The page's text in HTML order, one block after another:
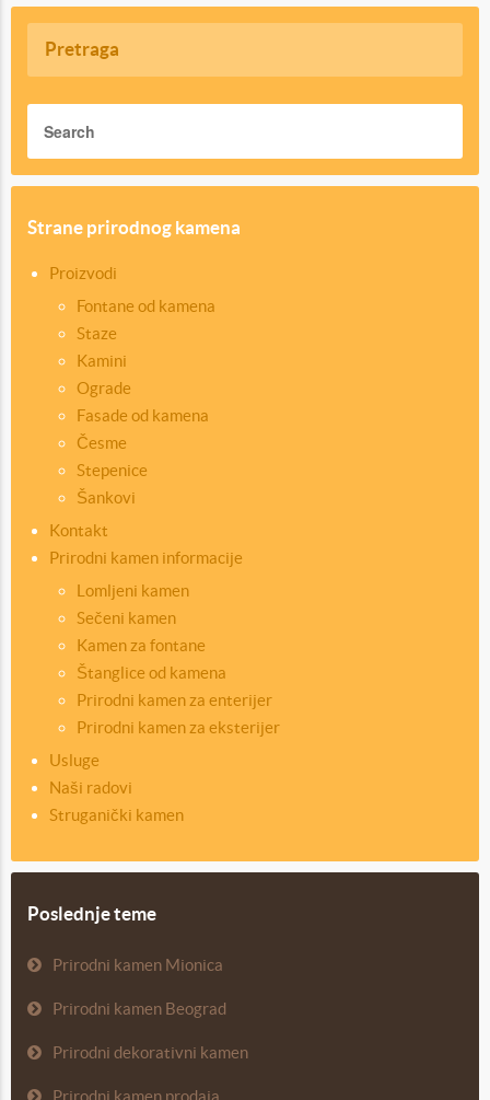
Pretraga
Strane prirodnog kamena
Proizvodi
Fontane od kamena
Staze
Kamini
Ograde
Fasade od kamena
Česme
Stepenice
Šankovi
Kontakt
Prirodni kamen informacije
Lomljeni kamen
Sečeni kamen
Kamen za fontane
Štanglice od kamena
Prirodni kamen za enterijer
Prirodni kamen za eksterijer
Usluge
Naši radovi
Struganički kamen
Poslednje teme
Prirodni kamen Mionica
Prirodni kamen Beograd
Prirodni dekorativni kamen
Prirodni kamen prodaja